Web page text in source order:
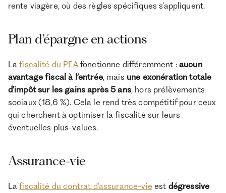
rente viagère, où des règles spécifiques s’appliquent.
Plan d’épargne en actions
Lafiscalité du PEAfonctionne différemment :aucun
avantage fiscal à l’entrée, mais une exonération totale
d’impôt sur les gains après 5 ans, hors prélèvements
sociaux (18,6 %). Cela le rend très compétitif pour ceux
qui cherchent à optimiser la fiscalité sur leurs
éventuelles plus-values.
Assurance-vie
Lafiscalité du contrat d’assurance-vie est dégressive